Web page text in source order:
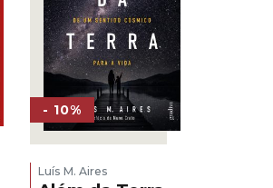
- 10%
Luís M. Aires